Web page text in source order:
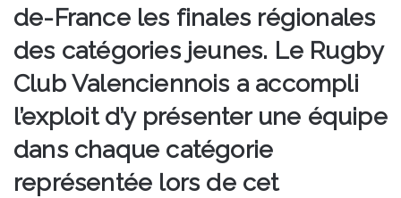
de-France les finales régionales
des catégories jeunes. Le Rugby
Club Valenciennois a accompli
l’exploit d’y présenter une équipe
dans chaque catégorie
représentée lors de cet